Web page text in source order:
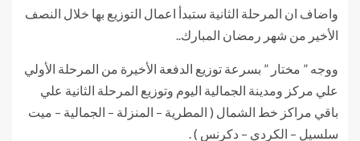
واضاف ان المرحلة الثانية ستبدأ اعمال التوزيع بها خلال النصف
الأخير من شهر رمضان المبارك..
ووجه ” مختار ” بسرعة توزيع الدفعة الأخيرة من المرحلة الأولي
علي مركز ومدينة الجمالية اليوم وتوزيع المرحلة الثانية علي
باقي مراكز خط الشمال ( المطرية – المنزلة – الجمالية – ميت
سلسيل – الكردي – دكرنس ) .